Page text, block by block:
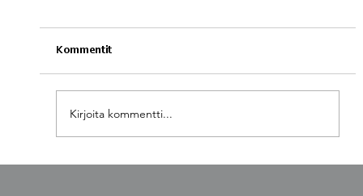
Kommentit
Kirjoita kommentti...